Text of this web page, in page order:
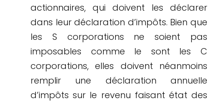
actionnaires, qui doivent les déclarer
dans leur déclaration d’impôts. Bien que
les S corporations ne soient pas
imposables comme le sont les C
corporations, elles doivent néanmoins
remplir une déclaration annuelle
d’impôts sur le revenu faisant état des